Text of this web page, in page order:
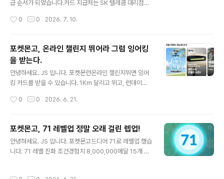
이터센터 전력 위기 현황을 함께 짚어보겠습니다.✅ 핵심
도체 팹리스 스타트업비바테크 2026 : 6월 17~20일..
급 순서가 되었습니다.카드 지급처는 SK 텔레콤 대리점에
리가 됩니다.모든게 다 전산처리 되고 있어 편리했습니다.
는 딱 한 곳, 속초중앙대리점 본점에서만 수령이 가능 했습
니다.바로 일정 체크하고 예약 완료! 예약을 하면 바로 예약
안내 문자가 오고, 매장의 위치도 바로 확인 가능 했습니다.
딱 위치가, 주차가 어려운 곳 입니다. 인근 조광주차장이
나.. 정말 운이 좋으면 예전 롯데시네마 인근에 주차를 해야
몬 프로모 카드를 수령하러 갔습니다.속초에 하나뿐이라
0 0 2026. 7. 10.
포켓몬고, 온라인 챌린지 뛰어라 그럼 잉어킹
을 받는다.
안녕하세요. JS 입니다. 포켓몬런온라인 챌린지뛰면 잉어
킹 카드를 받을 수 있습니다. 1Km 달리고 뛰고, 런데이어
린지 도전하기 하시면 쉽게 진행이 가능합니다.운동 시작
증서 도착가장 중요한 챌린지 인증서 확인! 온라인 챌린지
성공 후 리워드 응모를 진행해야 합니다. 챌린지 리워드 유
저 코드 확인 후 응모 완료!오류 없이 완료되었습니다.차후
0 0 2026. 6. 21.
포켓몬고, 71 레벨업 정말 오래 걸린 렙업!
안녕하세요. JS 입니다. 포켓몬고드디어 71로 레벨업 했습
니다. 71 레벨 진화 조건경험치 8,000,000메달 15개 플